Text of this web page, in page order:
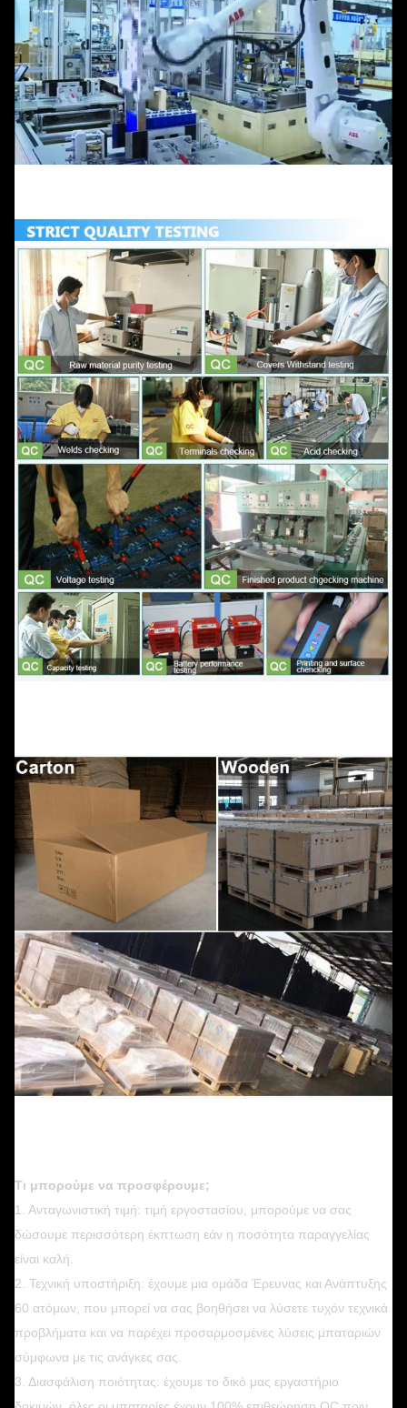
Τι μπορούμε να προσφέρουμε;
1. Ανταγωνιστική τιμή: τιμή εργοστασίου, μπορούμε να σας
δώσουμε περισσότερη έκπτωση εάν η ποσότητα παραγγελίας
είναι καλή.
2. Τεχνική υποστήριξη: έχουμε μια ομάδα Έρευνας και Ανάπτυξης
60 ατόμων, που μπορεί να σας βοηθήσει να λύσετε τυχόν τεχνικά
προβλήματα και να παρέχει προσαρμοσμένες λύσεις μπαταριών
σύμφωνα με τις ανάγκες σας.
3. Διασφάλιση ποιότητας: έχουμε το δικό μας εργαστήριο